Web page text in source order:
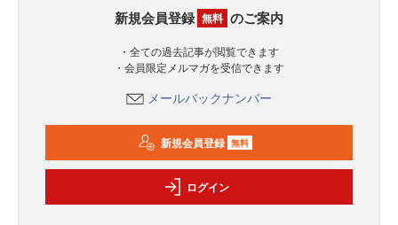
新規会員登録 無料 のご案内
・全ての過去記事が閲覧できます
・会員限定メルマガを受信できます
メールバックナンバー
新規会員登録 無料
ログイン